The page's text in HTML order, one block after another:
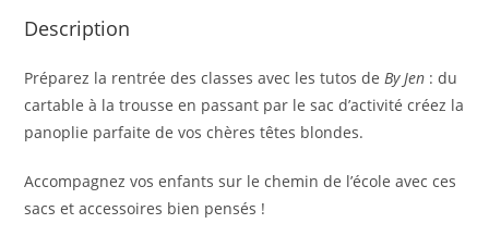
Description
Préparez la rentrée des classes avec les tutos deBy Jen : du
cartable à la trousse en passant par le sac d’activité créez la
panoplie parfaite de vos chères têtes blondes.
Accompagnez vos enfants sur le chemin de l’école avec ces
sacs et accessoires bien pensés !